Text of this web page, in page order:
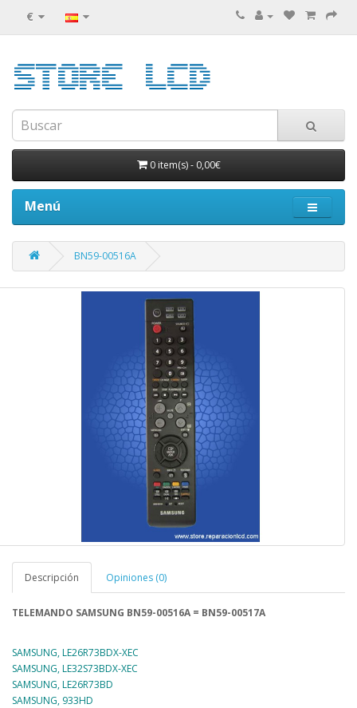
€
0 item(s)- 0,00€
Menú
BN59-00516A
Descripción Opiniones (0)
TELEMANDO SAMSUNG BN59-00516A = BN59-00517A
SAMSUNG, LE26R73BDX-XEC
SAMSUNG, LE32S73BDX-XEC
SAMSUNG, LE26R73BD
SAMSUNG, 933HD